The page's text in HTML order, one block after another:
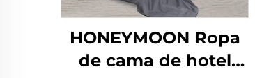
HONEYMOON Ropa
de cama de hotel